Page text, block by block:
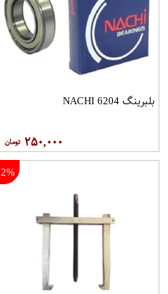
بلبرینگ 6204 NACHI
۲۵۰,۰۰۰
2%